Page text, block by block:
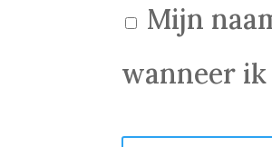
Mijn
wanneer ik